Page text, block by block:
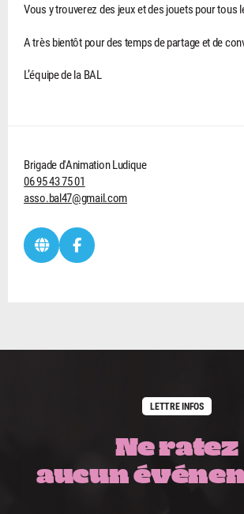
Vous y trouverez des jeux et des jouets pour tous
A très bientôt pour des temps de partage et de
L’équipe de la BAL
Brigade d'Animation Ludique
06 95 43 75 01
asso.bal47@gmail.com
LETTRE INFOS
Ne ratez
aucun